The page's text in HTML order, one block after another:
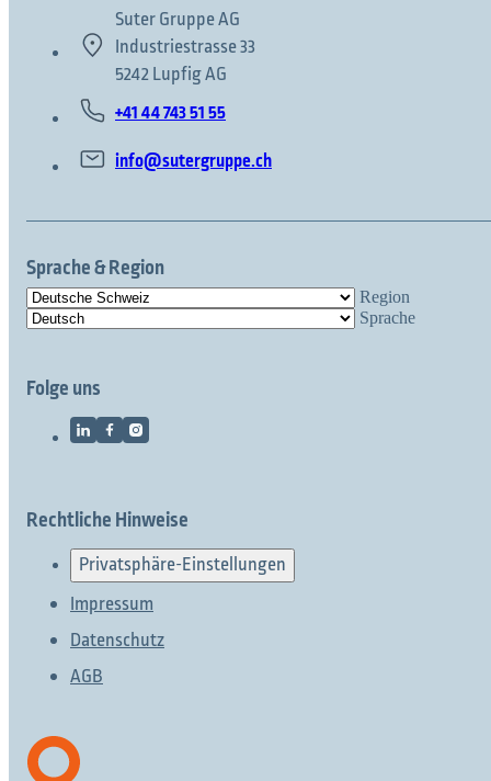
Suter Gruppe AG
Industriestrasse 33
5242 Lupfig AG
+41 44 743 51 55
info@sutergruppe.ch
Sprache & Region
Region
Sprache
Folge uns
Rechtliche Hinweise
Privatsphäre-Einstellungen
Impressum
Datenschutz
AGB